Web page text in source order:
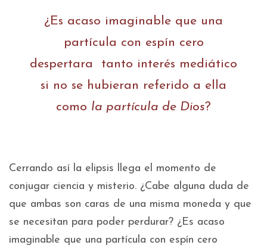
¿Es acaso imaginable que una
partícula con espín cero
despertara tanto interés mediático
si no se hubieran referido a ella
como la partícula de Dios?
Cerrando así la elipsis llega el momento de
conjugar ciencia y misterio. ¿Cabe alguna duda de
que ambas son caras de una misma moneda y que
se necesitan para poder perdurar? ¿Es acaso
imaginable que una partícula con espín cero